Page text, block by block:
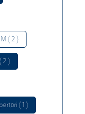
( 2 )
2 )
( 1 )